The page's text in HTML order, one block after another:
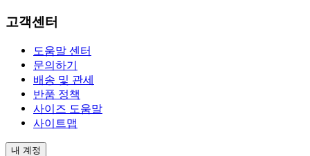
고객센터
도움말 센터
문의하기
배송 및 관세
반품 정책
사이즈 도움말
사이트맵
내 계정